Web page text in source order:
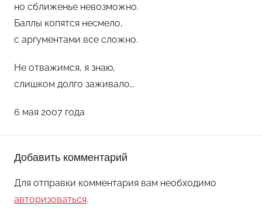
о
р
о
r
e
a
но сближенье невозможно.
Баллы копятся несмело,
с аргументами все сложно.
Не отважимся, я знаю,
слишком долго заживало…
6 мая 2007 года
Добавить комментарий
Для отправки комментария вам необходимо
авторизоваться.